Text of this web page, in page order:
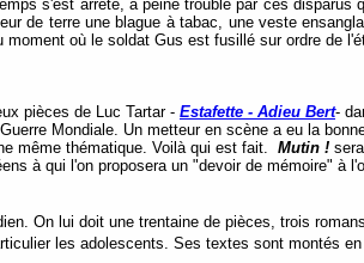
s'est arrêté, à peine troublé par ces
de terre une blague à tabac, une veste
moment où le soldat Gus est fusillé sur ordre de
pièces de Luc Tartar - Estafette - Adieu Bert-
Mondiale. Un metteur en scène a eu la
même thématique. Voilà qui est fait. Mutin !
à qui l'on proposera un "devoir de mémoire" à
On lui doit une trentaine de pièces, trois
les adolescents. Ses textes sont montés